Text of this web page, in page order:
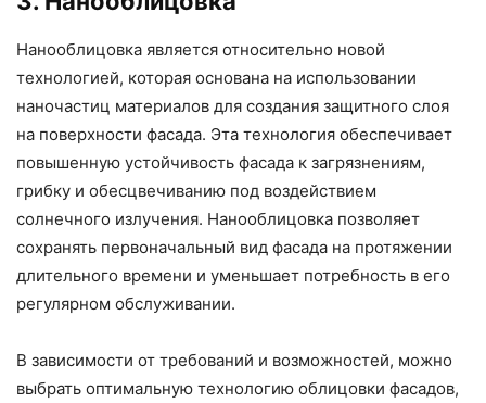
Нанооблицовка является относительно новой
технологией, которая основана на использовании
наночастиц материалов для создания защитного слоя
на поверхности фасада. Эта технология обеспечивает
повышенную устойчивость фасада к загрязнениям,
грибку и обесцвечиванию под воздействием
солнечного излучения. Нанооблицовка позволяет
сохранять первоначальный вид фасада на протяжении
длительного времени и уменьшает потребность в его
регулярном обслуживании.
В зависимости от требований и возможностей, можно
выбрать оптимальную технологию облицовки фасадов,